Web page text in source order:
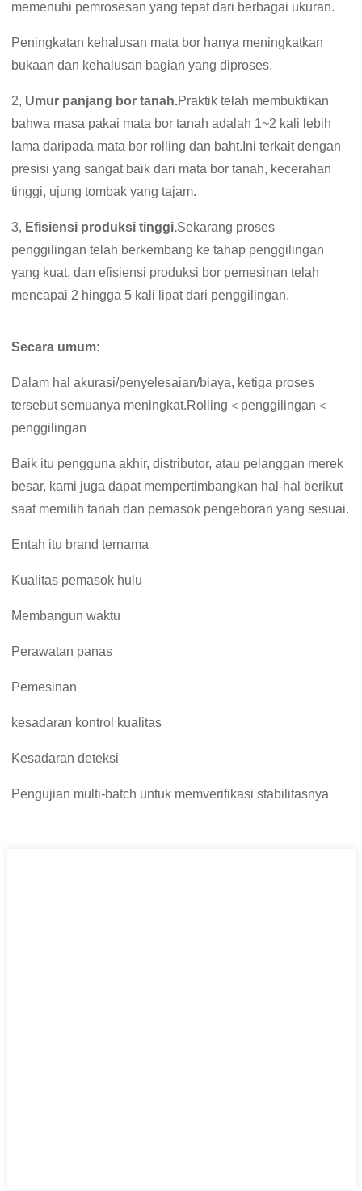
memenuhi pemrosesan yang tepat dari berbagai ukuran.
Peningkatan kehalusan mata bor hanya meningkatkan
bukaan dan kehalusan bagian yang diproses.
2, Umur panjang bor tanah.Praktik telah membuktikan
bahwa masa pakai mata bor tanah adalah 1~2 kali lebih
lama daripada mata bor rolling dan baht.Ini terkait dengan
presisi yang sangat baik dari mata bor tanah, kecerahan
tinggi, ujung tombak yang tajam.
3, Efisiensi produksi tinggi.Sekarang proses
penggilingan telah berkembang ke tahap penggilingan
yang kuat, dan efisiensi produksi bor pemesinan telah
mencapai 2 hingga 5 kali lipat dari penggilingan.
Secara umum:
Dalam hal akurasi/penyelesaian/biaya, ketiga proses
tersebut semuanya meningkat.Rolling＜penggilingan＜
penggilingan
Baik itu pengguna akhir, distributor, atau pelanggan merek
besar, kami juga dapat mempertimbangkan hal-hal berikut
saat memilih tanah dan pemasok pengeboran yang sesuai.
Entah itu brand ternama
Kualitas pemasok hulu
Membangun waktu
Perawatan panas
Pemesinan
kesadaran kontrol kualitas
Kesadaran deteksi
Pengujian multi-batch untuk memverifikasi stabilitasnya